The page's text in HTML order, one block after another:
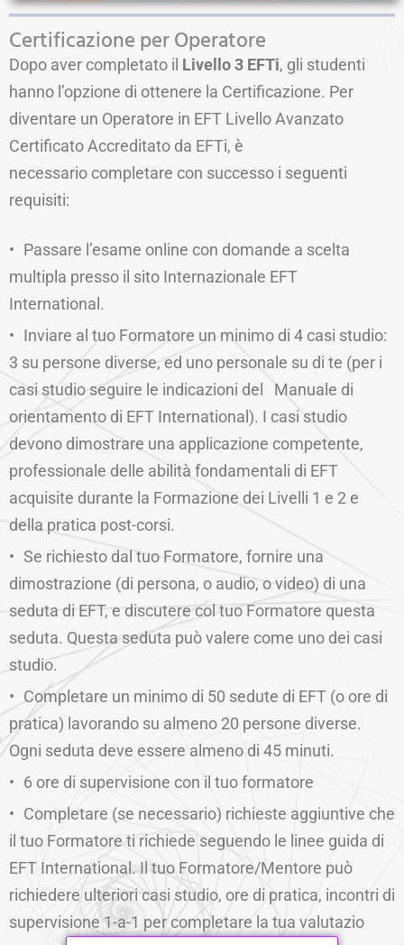
Certificazione per Operatore
Dopo aver completato il Livello 3 EFTi, gli studenti
hanno l’opzione di ottenere la Certificazione. Per
diventare un Operatore in EFT Livello Avanzato
Certificato Accreditato da EFTi, è
necessario completare con successo i seguenti
requisiti:
Passare l’esame online con domande a scelta
multipla presso il sito Internazionale EFT
International.
Inviare al tuo Formatore un minimo di 4 casi studio:
3 su persone diverse, ed uno personale su di te (per i
casi studio seguire le indicazioni del Manuale di
orientamento di EFT International). I casi studio
devono dimostrare una applicazione competente,
professionale delle abilità fondamentali di EFT
acquisite durante la Formazione dei Livelli 1 e 2 e
della pratica post-corsi.
Se richiesto dal tuo Formatore, fornire una
dimostrazione (di persona, o audio, o video) di una
seduta di EFT, e discutere col tuo Formatore questa
seduta. Questa seduta può valere come uno dei casi
studio.
Completare un minimo di 50 sedute di EFT (o ore di
pratica) lavorando su almeno 20 persone diverse.
Ogni seduta deve essere almeno di 45 minuti.
6 ore di supervisione con il tuo formatore
Completare (se necessario) richieste aggiuntive che
il tuo Formatore ti richiede seguendo le linee guida di
EFT International. Il tuo Formatore/Mentore può
richiedere ulteriori casi studio, ore di pratica, incontri di
supervisione 1-a-1 per completare la tua valutazio